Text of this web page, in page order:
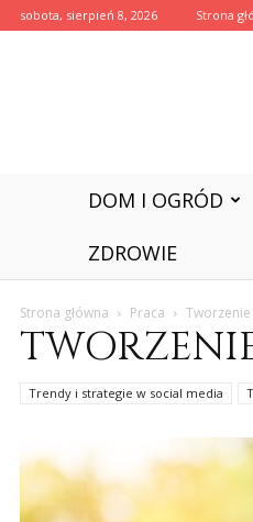
sobota, sierpień 8, 2026 Strona
DOM I OGRÓD
ZDROWIE
Strona główna Praca
Trendy i strategie w social media